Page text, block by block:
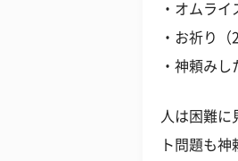
・オムラ
・お祈り（
・神頼みし
人は困難
ト問題も神